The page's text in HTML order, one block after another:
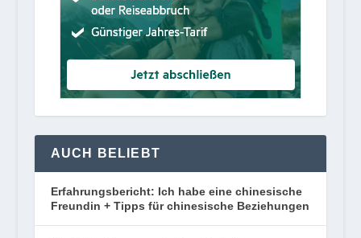
AUCH BELIEBT
Erfahrungsbericht: Ich habe eine chinesische
Freundin + Tipps für chinesische Beziehungen